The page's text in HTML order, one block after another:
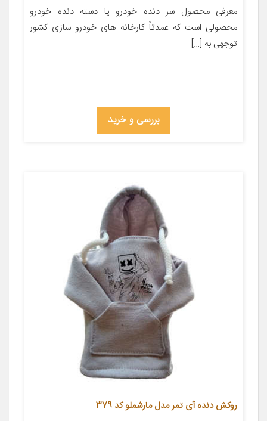
معرفی محصول سر دنده خودرو یا دسته دنده خودرو
محصولی است که عمدتاً کارخانه های خودرو سازی کشور
توجهی به […]
بررسی و خرید
روکش دنده آی تمر مدل مارشملو کد 379